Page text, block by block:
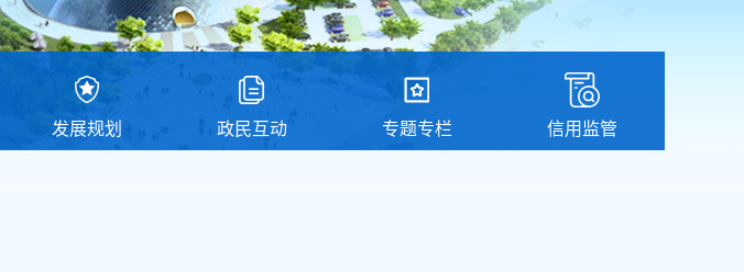
发展规划 政民互动 专题专栏 信用监管